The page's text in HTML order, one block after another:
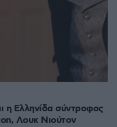
η Ελληνίδα σύντροφος
Λουκ Νιούτον